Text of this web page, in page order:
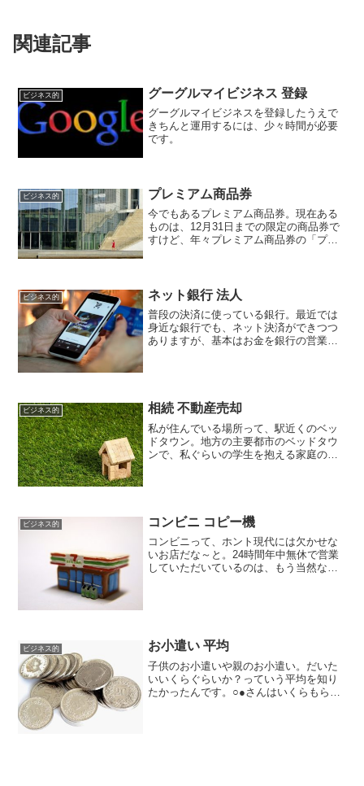
関連記事
ビジネス的 グーグルマイビジネス 登録
グーグルマイビジネスを登録したうえで
きちんと運用するには、少々時間が必要
です。
ビジネス的 プレミアム商品券
今でもあるプレミアム商品券。現在ある
ものは、12月31日までの限定の商品券で
すけど、年々プレミアム商品券の「プレ
に、今では購入代金の10％...
ビジネス的 ネット銀行 法人
普段の決済に使っている銀行。最近では
身近な銀行でも、ネット決済ができつつ
ありますが、基本はお金を銀行の営業時
ビジネス的 相続 不動産売却
私が住んでいる場所って、駅近くのベッ
ドタウン。地方の主要都市のベッドタウ
ンで、私ぐらいの学生を抱える家庭の人
ビジネス的 コンビニ コピー機
コンビニって、ホント現代には欠かせな
いお店だな～と。24時間年中無休で営業
していただいているのは、もう当然なん
ビジネス的 お小遣い 平均
子供のお小遣いや親のお小遣い。だいた
いいくらぐらいか？っていう平均を知り
たかったんです。○●さんはいくらもらっ